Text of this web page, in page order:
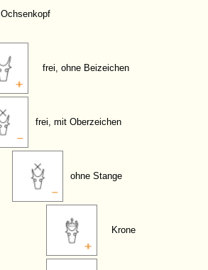
Ochsenkopf
frei, ohne Beizeichen
frei, mit Oberzeichen
ohne Stange
Krone